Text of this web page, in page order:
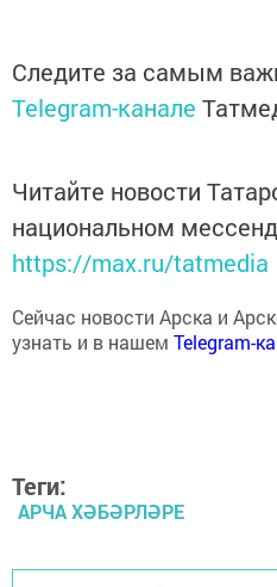
Следите за самым
Telegram-канале
Читайте новости
национальном
https://max.ru/tatmedia
Сейчас новости Арска и
узнать и в нашем Telegram-
Теги:
АРЧА ХӘБӘРЛӘРЕ